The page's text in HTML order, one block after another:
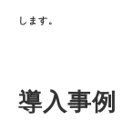
します。
導入事例